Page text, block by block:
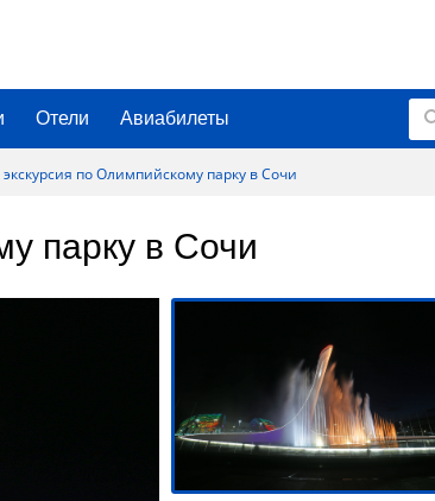
Отели Авиабилеты
по Олимпийскому парку в Сочи
парку в Сочи